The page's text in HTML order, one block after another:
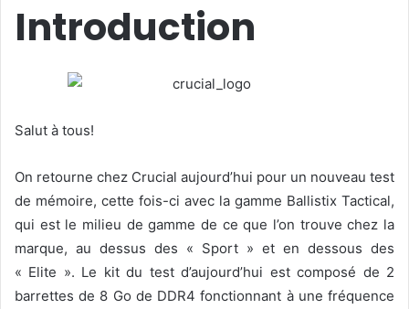
Introduction
Salut à tous!
On retourne chez Crucial aujourd’hui pour un nouveau test
de mémoire, cette fois-ci avec la gamme Ballistix Tactical,
qui est le milieu de gamme de ce que l’on trouve chez la
marque, au dessus des « Sport » et en dessous des
« Elite ». Le kit du test d’aujourd’hui est composé de 2
barrettes de 8 Go de DDR4 fonctionnant à une fréquence